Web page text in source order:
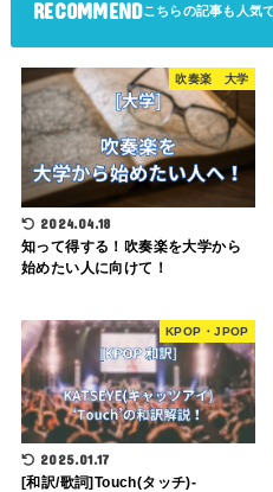
RECOMMEND
吹奏楽 大学
2024.04.18
知って得する！吹奏楽を大学から
始めたい人に向けて！
KPOP・JPOP
2025.01.17
[和訳/歌詞]Touch(タッチ)-